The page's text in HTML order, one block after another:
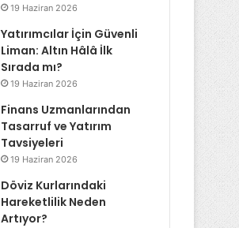
19 Haziran 2026
Yatırımcılar İçin Güvenli
Liman: Altın Hâlâ İlk
Sırada mı?
19 Haziran 2026
Finans Uzmanlarından
Tasarruf ve Yatırım
Tavsiyeleri
19 Haziran 2026
Döviz Kurlarındaki
Hareketlilik Neden
Artıyor?